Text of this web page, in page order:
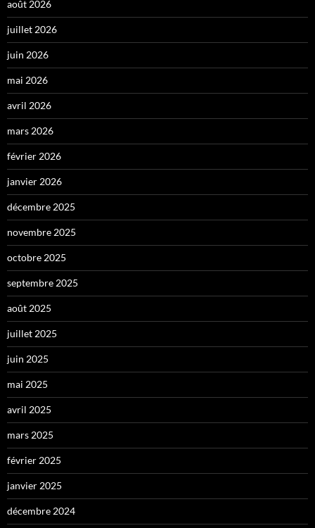
août 2026
juillet 2026
juin 2026
mai 2026
avril 2026
mars 2026
février 2026
janvier 2026
décembre 2025
novembre 2025
octobre 2025
septembre 2025
août 2025
juillet 2025
juin 2025
mai 2025
avril 2025
mars 2025
février 2025
janvier 2025
décembre 2024